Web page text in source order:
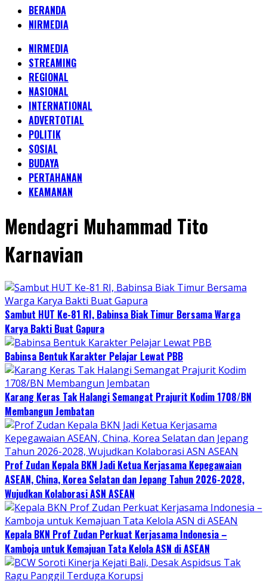
BERANDA
NIRMEDIA
NIRMEDIA
STREAMING
REGIONAL
NASIONAL
INTERNATIONAL
ADVERTOTIAL
POLITIK
SOSIAL
BUDAYA
PERTAHANAN
KEAMANAN
Mendagri Muhammad Tito
Karnavian
Sambut HUT Ke-81 RI, Babinsa Biak Timur Bersama Warga
Karya Bakti Buat Gapura
Babinsa Bentuk Karakter Pelajar Lewat PBB
Karang Keras Tak Halangi Semangat Prajurit Kodim 1708/BN
Membangun Jembatan
Prof Zudan Kepala BKN Jadi Ketua Kerjasama Kepegawaian
ASEAN, China, Korea Selatan dan Jepang Tahun 2026-2028,
Wujudkan Kolaborasi ASN ASEAN
Kepala BKN Prof Zudan Perkuat Kerjasama Indonesia –
Kamboja untuk Kemajuan Tata Kelola ASN di ASEAN